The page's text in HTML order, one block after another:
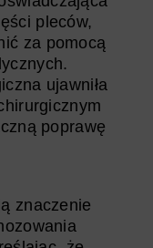
pleców,
za pomocą
ujawniła
poprawę
znaczenie